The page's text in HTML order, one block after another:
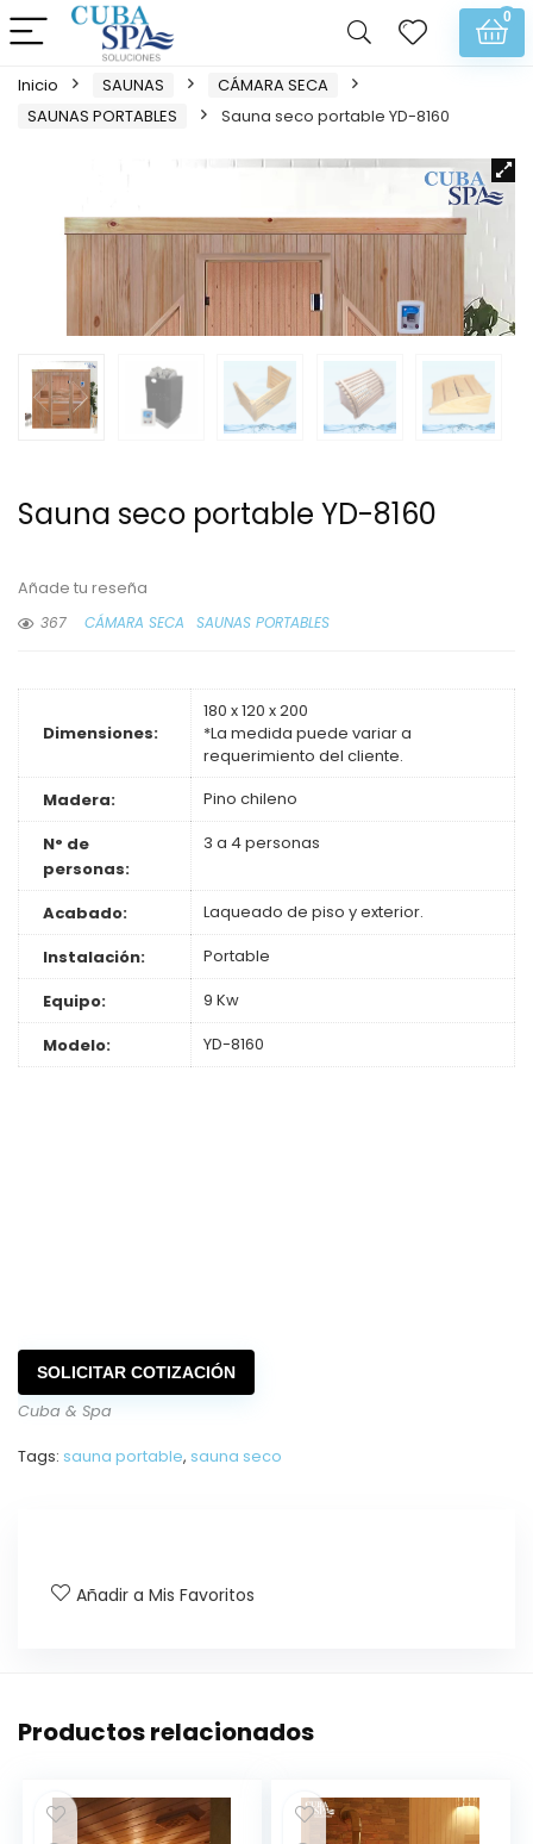
0
Inicio SAUNAS
CÁMARA SECA
SAUNAS PORTABLES
Sauna seco portable YD-8160
Sauna seco portable YD-8160
Añade tu reseña
367
CÁMARA SECA SAUNAS PORTABLES
Dimensiones:
180 x 120 x 200
*La medida puede variar a
requerimiento del cliente.
Madera:
Pino chileno
N° de
personas:
3 a 4 personas
Acabado: Laqueado de piso y exterior.
Instalación: Portable
Equipo: 9 Kw
Modelo: YD-8160
SOLICITAR COTIZACIÓN
Cuba & Spa
Tags: sauna portable, sauna seco
Añadir a Mis Favoritos
Productos relacionados